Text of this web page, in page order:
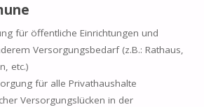
für öffentliche Einrichtungen und
Versorgungsbedarf (z.B.: Rathaus,
etc.)
für alle Privathaushalte
Versorgungslücken in der